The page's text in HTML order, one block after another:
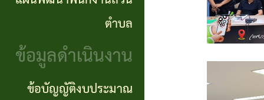
จ้าง
ภาค
รัฐ
ราย
จ่าย
ประจำ
/
กิจกรรม
ตำบล
ข้อมูลดำเนินงาน
ข้อบัญญัติงบประมาณ